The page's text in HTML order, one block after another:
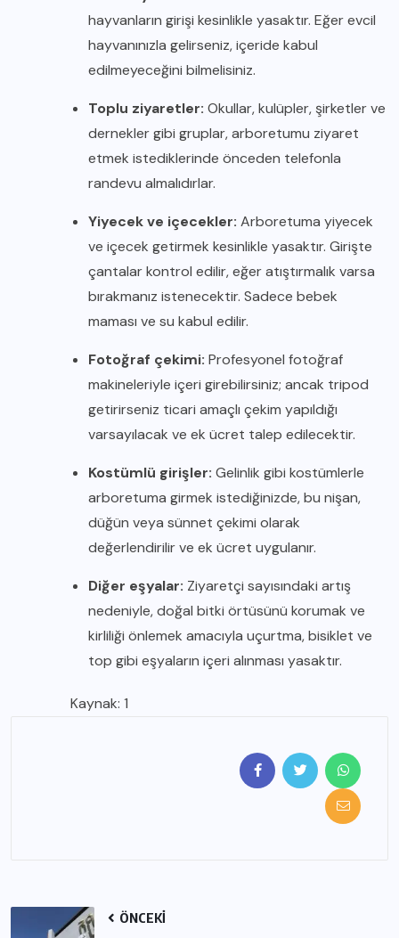
hayvanların girişi kesinlikle yasaktır. Eğer evcil
hayvanınızla gelirseniz, içeride kabul
edilmeyeceğini bilmelisiniz.
Toplu ziyaretler: Okullar, kulüpler, şirketler ve
dernekler gibi gruplar, arboretumu ziyaret
etmek istediklerinde önceden telefonla
randevu almalıdırlar.
Yiyecek ve içecekler: Arboretuma yiyecek
ve içecek getirmek kesinlikle yasaktır. Girişte
çantalar kontrol edilir, eğer atıştırmalık varsa
bırakmanız istenecektir. Sadece bebek
maması ve su kabul edilir.
Fotoğraf çekimi: Profesyonel fotoğraf
makineleriyle içeri girebilirsiniz; ancak tripod
getirirseniz ticari amaçlı çekim yapıldığı
varsayılacak ve ek ücret talep edilecektir.
Kostümlü girişler: Gelinlik gibi kostümlerle
arboretuma girmek istediğinizde, bu nişan,
düğün veya sünnet çekimi olarak
değerlendirilir ve ek ücret uygulanır.
Diğer eşyalar: Ziyaretçi sayısındaki artış
nedeniyle, doğal bitki örtüsünü korumak ve
kirliliği önlemek amacıyla uçurtma, bisiklet ve
top gibi eşyaların içeri alınması yasaktır.
Kaynak: 1
ÖNCEKI